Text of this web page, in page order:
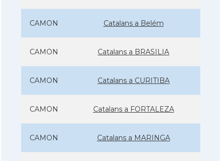
CAMON Catalans a Belém
CAMON Catalans a BRASILIA
CAMON Catalans a CURITIBA
CAMON Catalans a FORTALEZA
CAMON Catalans a MARINGA